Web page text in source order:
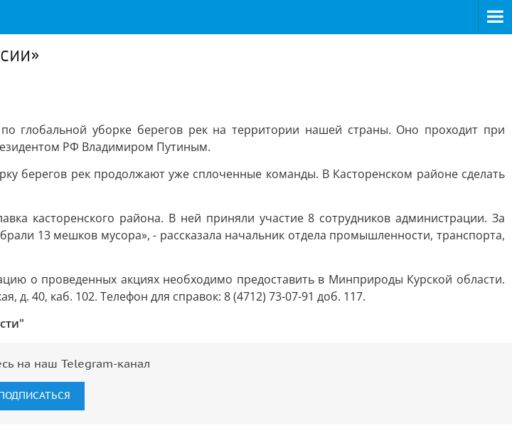
глобальной уборке берегов рек на территории нашей страны. Оно проходит при
РФ Владимиром Путиным.
берегов рек продолжают уже сплоченные команды. В Касторенском районе сделать
касторенского района. В ней приняли участие 8 сотрудников администрации. За
13 мешков мусора», - рассказала начальник отдела промышленности, транспорта,
о проведенных акциях необходимо предоставить в Минприроды Курской области.
д. 40, каб. 102. Телефон для справок: 8 (4712) 73-07-91 доб. 117.
на наш Telegram-канал